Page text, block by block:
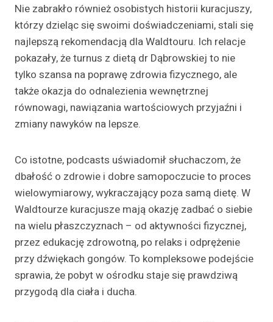
Nie zabrakło również osobistych historii kuracjuszy,
którzy dzieląc się swoimi doświadczeniami, stali się
najlepszą rekomendacją dla Waldtouru. Ich relacje
pokazały, że turnus z dietą dr Dąbrowskiej to nie
tylko szansa na poprawę zdrowia fizycznego, ale
także okazja do odnalezienia wewnętrznej
równowagi, nawiązania wartościowych przyjaźni i
zmiany nawyków na lepsze.
Co istotne, podcasts uświadomił słuchaczom, że
dbałość o zdrowie i dobre samopoczucie to proces
wielowymiarowy, wykraczający poza samą dietę. W
Waldtourze kuracjusze mają okazję zadbać o siebie
na wielu płaszczyznach – od aktywności fizycznej,
przez edukację zdrowotną, po relaks i odprężenie
przy dźwiękach gongów. To kompleksowe podejście
sprawia, że pobyt w ośrodku staje się prawdziwą
przygodą dla ciała i ducha.